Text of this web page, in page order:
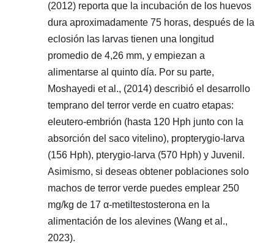
(2012) reporta que la incubación de los huevos
dura aproximadamente 75 horas, después de la
eclosión las larvas tienen una longitud
promedio de 4,26 mm, y empiezan a
alimentarse al quinto día. Por su parte,
Moshayedi et al., (2014) describió el desarrollo
temprano del terror verde en cuatro etapas:
eleutero-embrión (hasta 120 Hph junto con la
absorción del saco vitelino), propterygio-larva
(156 Hph), pterygio-larva (570 Hph) y Juvenil.
Asimismo, si deseas obtener poblaciones solo
machos de terror verde puedes emplear 250
mg/kg de 17 α-metiltestosterona en la
alimentación de los alevines (Wang et al.,
2023).